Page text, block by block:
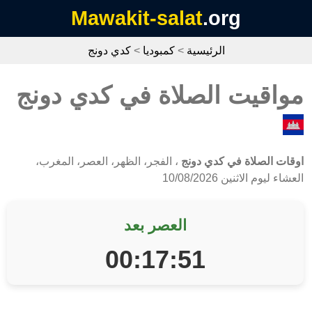
Mawakit-salat.org
الرئيسية > كمبوديا > كدي دونج
مواقيت الصلاة في كدي دونج
اوقات الصلاة في كدي دونج ، الفجر، الظهر، العصر، المغرب،
العشاء ليوم الاثنين 10/08/2026
العصر بعد
00:17:51